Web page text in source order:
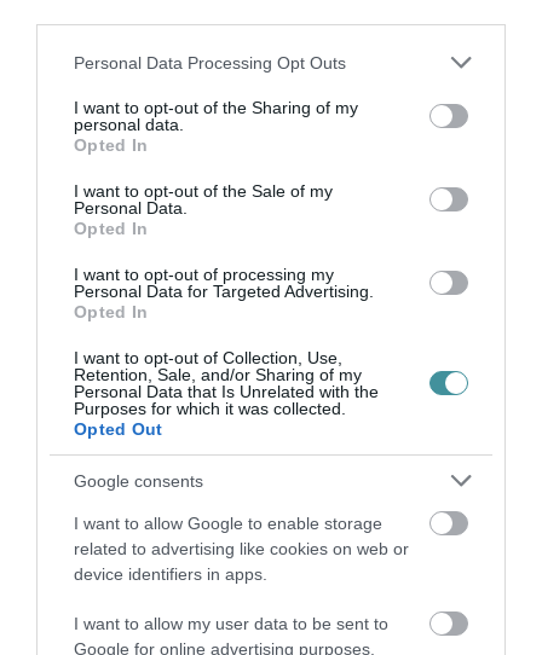
Please note that this website/app uses one or more Google
not limited to your visit or usage behaviour. You may click to
grant or deny consent to Google and its third-party tags to
use your data for below specified purposes in below Google
consent section.
Personal Data Processing Opt Outs
I want to opt-out of the Sharing of my
personal data.
Opted In
I want to opt-out of the Sale of my
Personal Data.
Opted In
I want to opt-out of processing my
Personal Data for Targeted Advertising.
Opted In
I want to opt-out of Collection, Use,
Retention, Sale, and/or Sharing of my
Personal Data that Is Unrelated with the
Purposes for which it was collected.
Opted Out
Google consents
I want to allow Google to enable storage
related to advertising like cookies on web or
device identifiers in apps.
I want to allow my user data to be sent to
Google for online advertising purposes.
Legfrissebb híreink
SZÉLERŐMŰVI PÁLYÁZATOKAT, M...
Mindenki ügye
ELOLTOTTÁK A TÜZET
DÉDESTAPOLCSÁNYNÁL, KILENCÓRÁS
KATONAI HELIKOPTEREK SEGÍTIK AZ
OLTÁST A DÉDESTAPOLCSÁNYI...
LEGNAGYOBB BORÜNNEPE: AUGUSZT...
2026. augusztus 05|Programok
BIZTOSÍTOTTÁK BE A PÉNZCSAPHOZ...
2026. augusztus 05|Mindenki ügye